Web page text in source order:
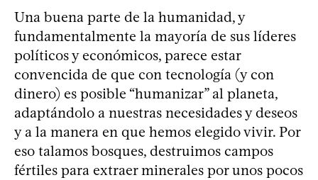
Una buena parte de la humanidad, y
fundamentalmente la mayoría de sus líderes
políticos y económicos, parece estar
convencida de que con tecnología (y con
dinero) es posible “humanizar” al planeta,
adaptándolo a nuestras necesidades y deseos
y a la manera en que hemos elegido vivir. Por
eso talamos bosques, destruimos campos
fértiles para extraer minerales por unos pocos